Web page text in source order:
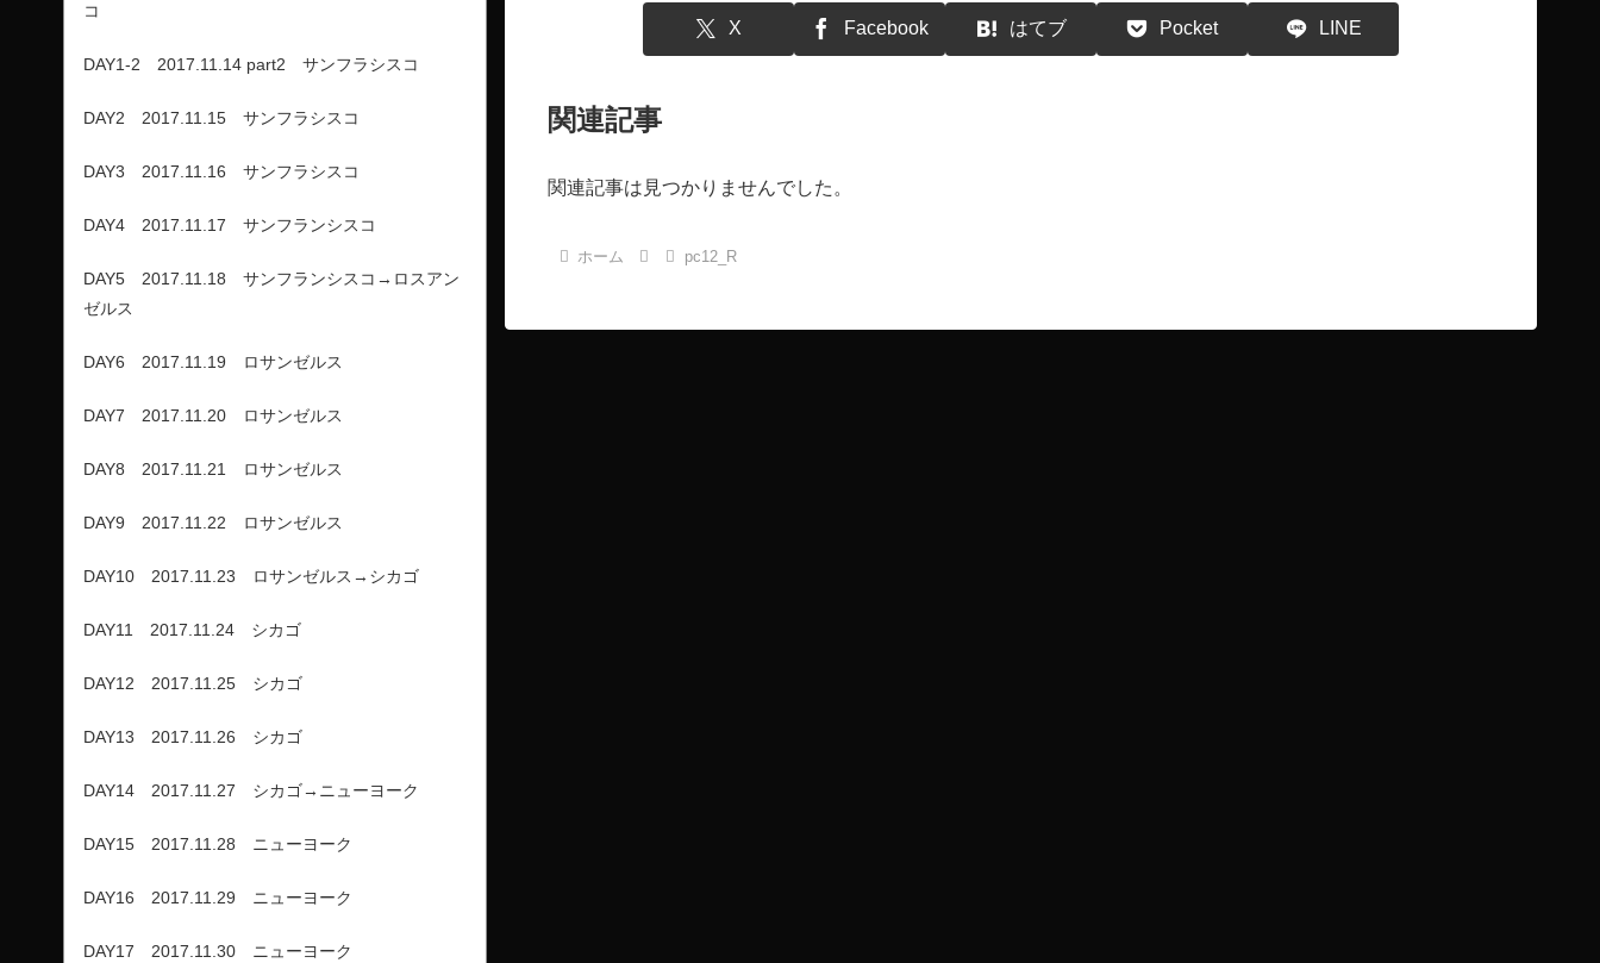
X Facebook はてブ Pocket LINE
関連記事
関連記事は見つかりませんでした。
ホーム pc12_R
コ
DAY1-2 2017.11.14 part2 サンフラシスコ
DAY2 2017.11.15 サンフラシスコ
DAY3 2017.11.16 サンフラシスコ
DAY4 2017.11.17 サンフランシスコ
DAY5 2017.11.18 サンフランシスコ→ロスアン
ゼルス
DAY6 2017.11.19 ロサンゼルス
DAY7 2017.11.20 ロサンゼルス
DAY8 2017.11.21 ロサンゼルス
DAY9 2017.11.22 ロサンゼルス
DAY10 2017.11.23 ロサンゼルス→シカゴ
DAY11 2017.11.24 シカゴ
DAY12 2017.11.25 シカゴ
DAY13 2017.11.26 シカゴ
DAY14 2017.11.27 シカゴ→ニューヨーク
DAY15 2017.11.28 ニューヨーク
DAY16 2017.11.29 ニューヨーク
DAY17 2017.11.30 ニューヨーク